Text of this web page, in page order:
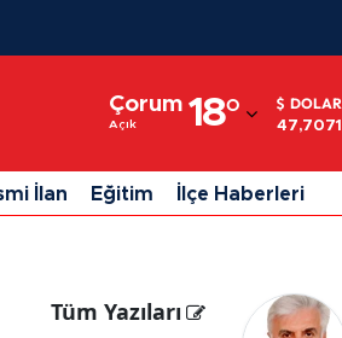
Çorum
Açık 18°
Adıyaman
Afyonkarahisar
Ağrı
Ankara
DOLAR
47,7071
İlan Eğitim İlçe Haberleri
Tüm Yazıları